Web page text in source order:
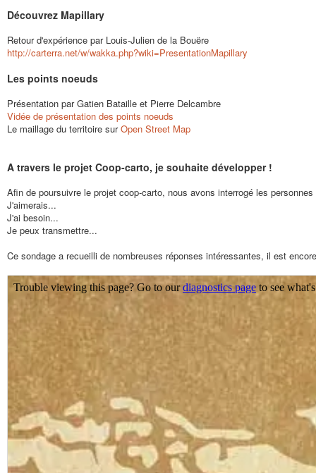
Découvrez Mapillary
Retour d'expérience par Louis-Julien de la Bouëre
http://carterra.net/w/wakka.php?wiki=PresentationMapillary
Les points noeuds
Présentation par Gatien Bataille et Pierre Delcambre
Vidée de présentation des points noeuds
Le maillage du territoire surOpen Street Map
A travers le projet Coop-carto, je souhaite développer !
Afin de poursuivre le projet coop-carto, nous avons interrogé les
J'aimerais...
J'ai besoin...
Je peux transmettre...
Ce sondage a recueilli de nombreuses réponses intéressantes, il est